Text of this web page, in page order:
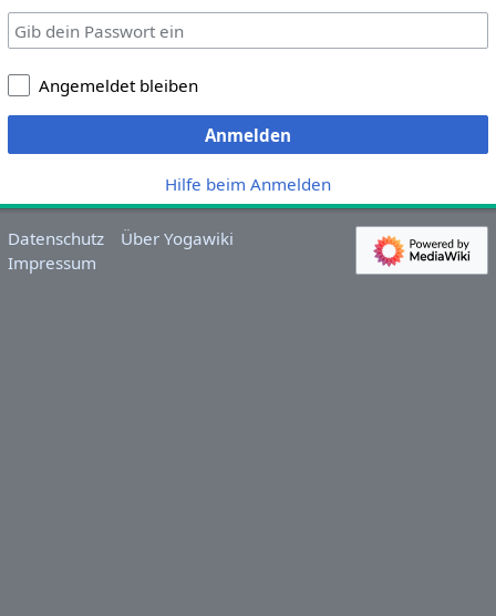
Angemeldet bleiben
Anmelden
Hilfe beim Anmelden
Datenschutz
Über Yogawiki
Impressum